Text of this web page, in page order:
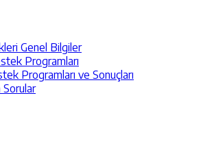
Genel Bilgiler
Programları
Programları ve Sonuçları
Sorular